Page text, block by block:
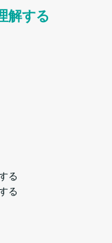
解する
る
る